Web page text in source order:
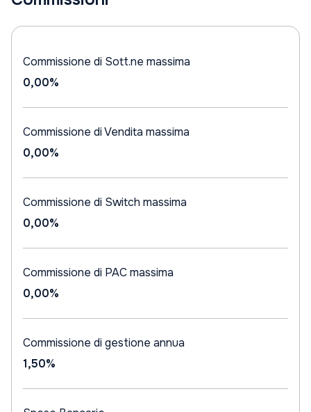
Commissione di Sott.ne massima
0,00%
Commissione di Vendita massima
0,00%
Commissione di Switch massima
0,00%
Commissione di PAC massima
0,00%
Commissione di gestione annua
1,50%